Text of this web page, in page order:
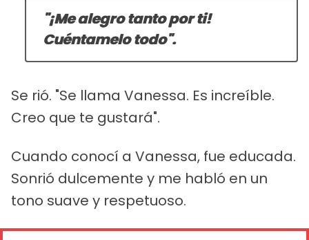
"¡Me alegro tanto por ti!
Cuéntamelo todo".
Se rió. "Se llama Vanessa. Es increíble.
Creo que te gustará".
Cuando conocí a Vanessa, fue educada.
Sonrió dulcemente y me habló en un
tono suave y respetuoso.